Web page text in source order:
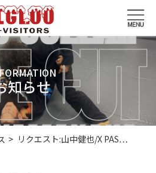
知らせ
リクエスト:山中健也/X PAS…